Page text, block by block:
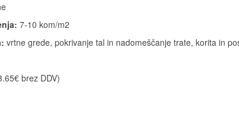
7-10 kom/m2
vrtne grede, pokrivanje tal in nadomeščanje trate, korita in
brez DDV)